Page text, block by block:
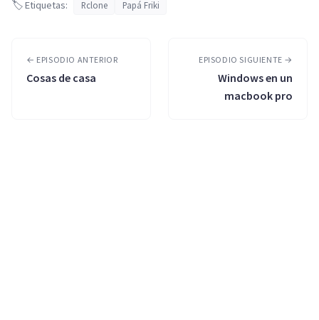
🏷️ Etiquetas: Rclone Papá Friki
← EPISODIO ANTERIOR
Cosas de casa
EPISODIO SIGUIENTE →
Windows en un
macbook pro